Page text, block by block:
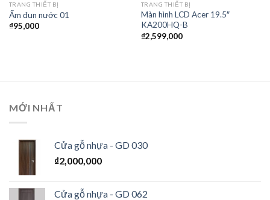
TRANG THIẾT BỊ
Ấm đun nước 01
₫95,000
TRANG THIẾT BỊ
Màn hình LCD Acer 19.5″
KA200HQ-B
₫2,599,000
MỚI NHẤT
Cửa gỗ nhựa - GD 030
₫2,000,000
Cửa gỗ nhựa - GD 062